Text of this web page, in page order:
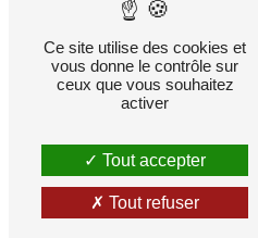
Ce site utilise des cookies et
vous donne le contrôle sur
ceux que vous souhaitez
activer
Tout accepter
Tout refuser